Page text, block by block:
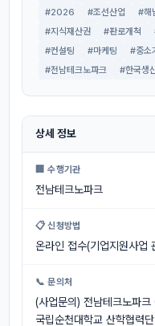
#2026
#조선산업 #해
#지식재산권
#판로개척
#컨설팅
#마케팅 #중소
#전남테크노파크
#한국생
상세 정보
🏢 수행기관
전남테크노파크
📋 신청방법
온라인 접수(기업지원사업
📞 문의처
(사업문의) 전남테크노파
국립순천대학교 산학협